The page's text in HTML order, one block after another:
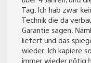
Tag. Ich hab zwar
Technik die da
Garantie sagen.
liefert und das
wieder. Ich kapiere
immer wieder nötig